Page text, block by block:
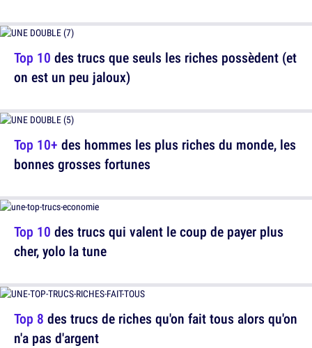
Top 10+ des hommes les plus riches du monde, les
bonnes grosses fortunes
Top 8 des trucs de riches qu'on fait tous alors qu'on
n'a pas d'argent
Top 10 des trucs que seuls les riches possèdent (et
on est un peu jaloux)
Top 10 des trucs qui valent le coup de payer plus
cher, yolo la tune